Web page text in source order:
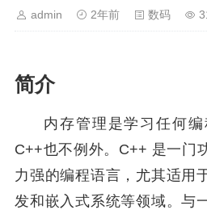
admin 2年前 数码
简介
内存管理是学习任何编
C++也不例外。C++ 是一门
力强的编程语言，尤其适用
发和嵌入式系统等领域。与